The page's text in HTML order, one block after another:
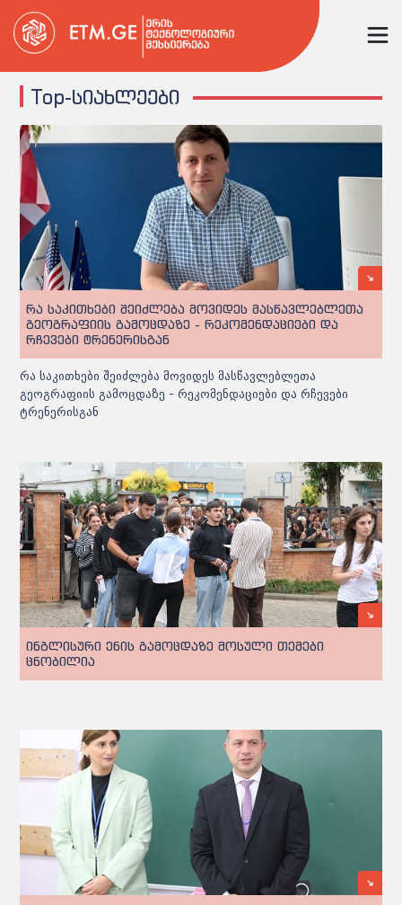
Top-სიახლეები
რა საკითხები შეიძლება მოვიდეს მასწავლებლეთა
გეოგრაფიის გამოცდაზე - რეკომენდაციები და
რჩევები ტრენერისგან
რა საკითხები შეიძლება მოვიდეს მასწავლებლეთა
გეოგრაფიის გამოცდაზე - რეკომენდაციები და რჩევები
ტრენერისგან
ინგლისური ენის გამოცდაზე მოსული თემები
ცნობილია